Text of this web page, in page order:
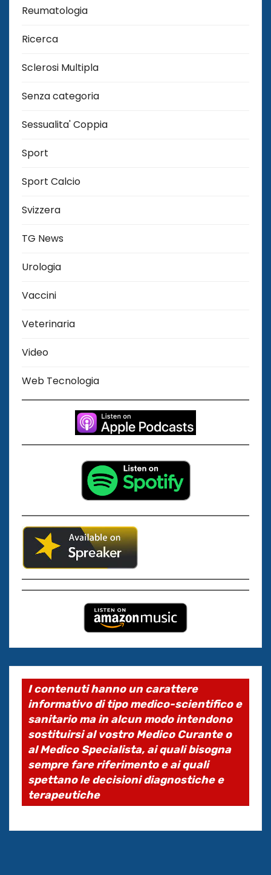
Reumatologia
Ricerca
Sclerosi Multipla
Senza categoria
Sessualita' Coppia
Sport
Sport Calcio
Svizzera
TG News
Urologia
Vaccini
Veterinaria
Video
Web Tecnologia
I contenuti hanno un carattere
informativo di tipo medico-scientifico e
sanitario ma in alcun modo intendono
sostituirsi al vostro Medico Curante o
al Medico Specialista, ai quali bisogna
sempre fare riferimento e ai quali
spettano le decisioni diagnostiche e
terapeutiche